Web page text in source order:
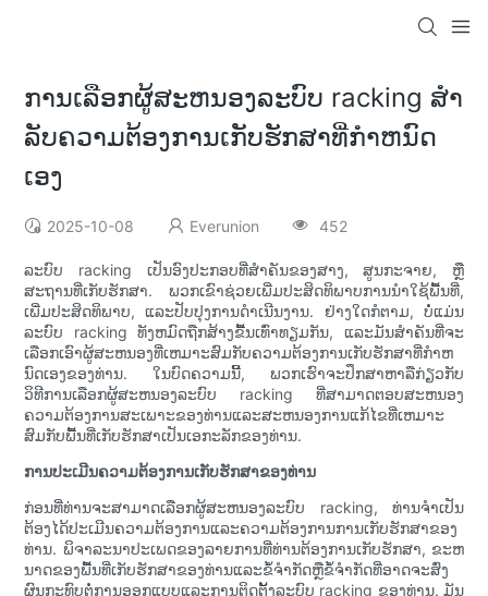
ການເລືອກຜູ້ສະຫນອງລະບົບ racking ສໍາ
ລັບຄວາມຕ້ອງການເກັບຮັກສາທີ່ກໍາຫນົດ
ເອງ
2025-10-08 Everunion 452
ລະບົບ racking ເປັນອົງປະກອບທີ່ສໍາຄັນຂອງສາງ, ສູນກະຈາຍ, ຫຼື
ສະຖານທີ່ເກັບຮັກສາ. ພວກເຂົາຊ່ວຍເພີ່ມປະສິດທິພາບການນໍາໃຊ້ພື້ນທີ່,
ເພີ່ມປະສິດທິພາບ, ແລະປັບປຸງການດໍາເນີນງານ. ຢ່າງໃດກໍຕາມ, ບໍ່ແມ່ນ
ລະບົບ racking ທັງຫມົດຖືກສ້າງຂື້ນເທົ່າທຽມກັນ, ແລະມັນສໍາຄັນທີ່ຈະ
ເລືອກເອົາຜູ້ສະຫນອງທີ່ເຫມາະສົມກັບຄວາມຕ້ອງການເກັບຮັກສາທີ່ກໍາຫ
ນົດເອງຂອງທ່ານ. ໃນບົດຄວາມນີ້, ພວກເຮົາຈະປຶກສາຫາລືກ່ຽວກັບ
ວິທີການເລືອກຜູ້ສະຫນອງລະບົບ racking ທີ່ສາມາດຕອບສະຫນອງ
ຄວາມຕ້ອງການສະເພາະຂອງທ່ານແລະສະຫນອງການແກ້ໄຂທີ່ເຫມາະ
ສົມກັບພື້ນທີ່ເກັບຮັກສາເປັນເອກະລັກຂອງທ່ານ.
ການປະເມີນຄວາມຕ້ອງການເກັບຮັກສາຂອງທ່ານ
ກ່ອນທີ່ທ່ານຈະສາມາດເລືອກຜູ້ສະຫນອງລະບົບ racking, ທ່ານຈໍາເປັນ
ຕ້ອງໄດ້ປະເມີນຄວາມຕ້ອງການແລະຄວາມຕ້ອງການການເກັບຮັກສາຂອງ
ທ່ານ. ພິຈາລະນາປະເພດຂອງລາຍການທີ່ທ່ານຕ້ອງການເກັບຮັກສາ, ຂະຫ
ນາດຂອງພື້ນທີ່ເກັບຮັກສາຂອງທ່ານແລະຂໍ້ຈໍາກັດຫຼືຂໍ້ຈໍາກັດທີ່ອາດຈະສົ່ງ
ຜົນກະທົບຕໍ່ການອອກແບບແລະການຕິດຕັ້ງລະບົບ racking ຂອງທ່ານ. ມັນ